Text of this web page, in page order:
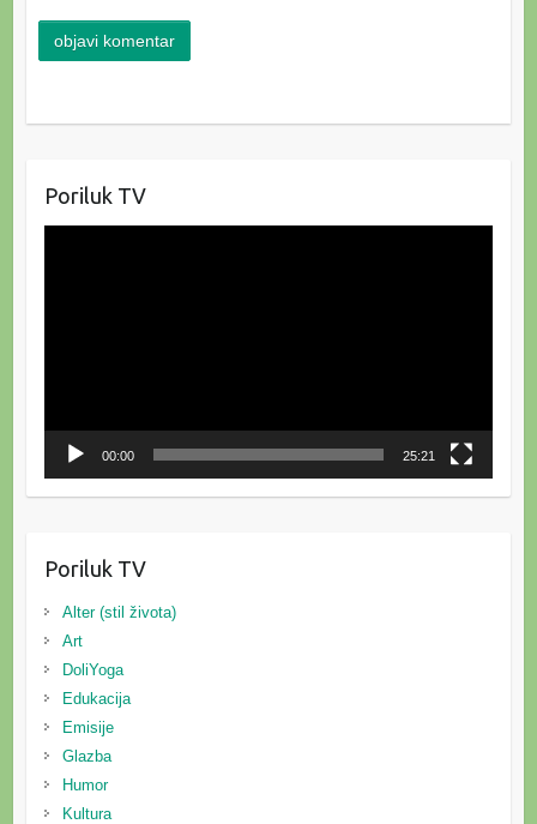
Poriluk TV
00:00 25:21
Poriluk TV
Alter (stil života)
Art
DoliYoga
Edukacija
Emisije
Glazba
Humor
Kultura